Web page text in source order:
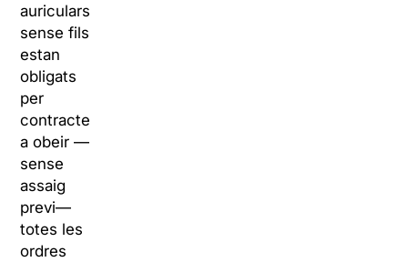
auriculars
sense fils
estan
obligats
per
contracte
a obeir—
sense
assaig
previ—
totes les
ordres